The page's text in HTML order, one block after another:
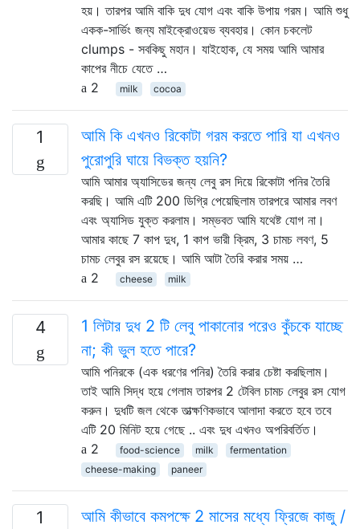
হয়। তারপর আমি বাকি দুধ যোগ এবং বাকি উপায় গরম। আমি শুধু
একক-সার্ভিং জন্য মাইক্রোওয়েভ ব্যবহার। কোন চকলেট
clumps - সবকিছু মহান। যাইহোক, যে সময় আমি আমার
কাপের নীচে যেতে …
2
milk cocoa
1
আমি কি এখনও রিকোটা গরম করতে পারি যা এখনও
পুরোপুরি ঘায়ে বিভক্ত হয়নি?
আমি আমার অ্যাসিডের জন্য লেবু রস দিয়ে রিকোটা পনির তৈরি
করছি। আমি এটি 200 ডিগ্রি পেয়েছিলাম তারপরে আমার লবণ
এবং অ্যাসিড যুক্ত করলাম। সম্ভবত আমি যথেষ্ট যোগ না।
আমার কাছে 7 কাপ দুধ, 1 কাপ ভারী ক্রিম, 3 চামচ লবণ, 5
চামচ লেবুর রস রয়েছে। আমি আটা তৈরি করার সময় …
2
cheese milk
4
1 লিটার দুধ 2 টি লেবু পাকানোর পরেও কুঁচকে যাচ্ছে
না; কী ভুল হতে পারে?
আমি পনিরকে (এক ধরণের পনির) তৈরি করার চেষ্টা করছিলাম।
তাই আমি সিদ্ধ হয়ে গেলাম তারপর 2 টেবিল চামচ লেবুর রস যোগ
করুন। দুধটি জল থেকে তাত্ক্ষণিকভাবে আলাদা করতে হবে তবে
এটি 20 মিনিট হয়ে গেছে .. এবং দুধ এখনও অপরিবর্তিত।
2
food-science milk
fermentation
cheese-making
paneer
1
আমি কীভাবে কমপক্ষে 2 মাসের মধ্যে ফ্রিজে কাজু /